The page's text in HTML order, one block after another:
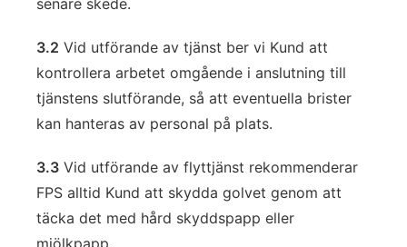
senare skede.
3.2 Vid utförande av tjänst ber vi Kund att
kontrollera arbetet omgående i anslutning till
tjänstens slutförande, så att eventuella brister
kan hanteras av personal på plats.
3.3 Vid utförande av flyttjänst rekommenderar
FPS alltid Kund att skydda golvet genom att
täcka det med hård skyddspapp eller
mjölkpapp.